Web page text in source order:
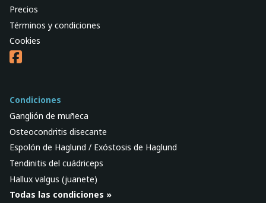
Precios
Términos y condiciones
Cookies
Condiciones
Ganglión de muñeca
Osteocondritis disecante
Espolón de Haglund / Exóstosis de Haglund
Tendinitis del cuádriceps
Hallux valgus (juanete)
Todas las condiciones »